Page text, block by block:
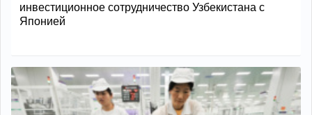
инвестиционное сотрудничество Узбекистана с
Японией